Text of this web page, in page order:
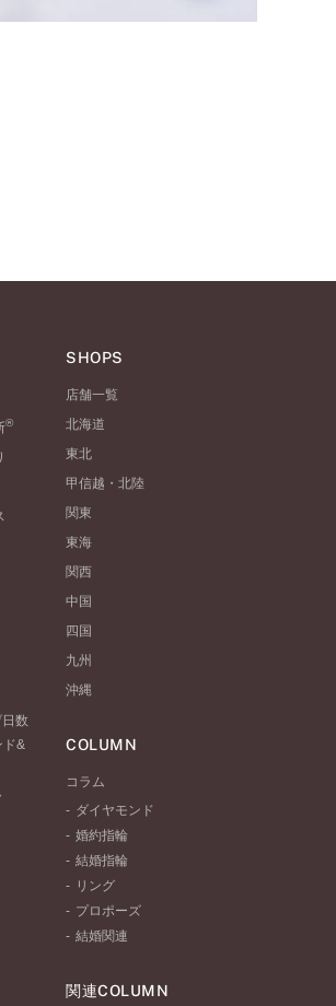
®
数
ド&
SHOPS
店舗一覧
北海道
東北
甲信越・北陸
関東
東海
関西
中国
四国
九州
沖縄
COLUMN
コラム
ダイヤモンド
婚約指輪
結婚指輪
リング
プロポーズ
結婚関連
関連COLUMN